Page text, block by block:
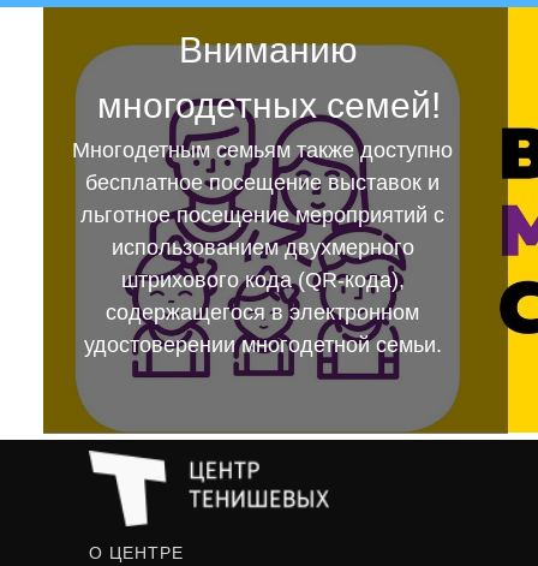
Вниманию
многодетных семей!
Многодетным семьям также доступно
бесплатное посещение выставок и
льготное посещение мероприятий с
использованием двухмерного
штрихового кода (QR-кода),
содержащегося в электронном
удостоверении многодетной семьи.
О ЦЕНТРЕ